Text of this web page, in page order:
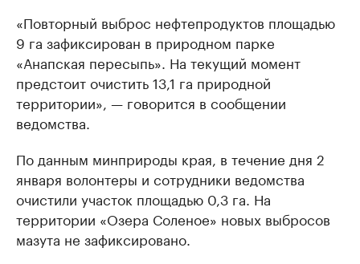
«Повторный выброс нефтепродуктов площадью
9 га зафиксирован в природном парке
«Анапская пересыпь». На текущий момент
предстоит очистить 13,1 га природной
территории», — говорится в сообщении
ведомства.
По данным минприроды края, в течение дня 2
января волонтеры и сотрудники ведомства
очистили участок площадью 0,3 га. На
территории «Озера Соленое» новых выбросов
мазута не зафиксировано.